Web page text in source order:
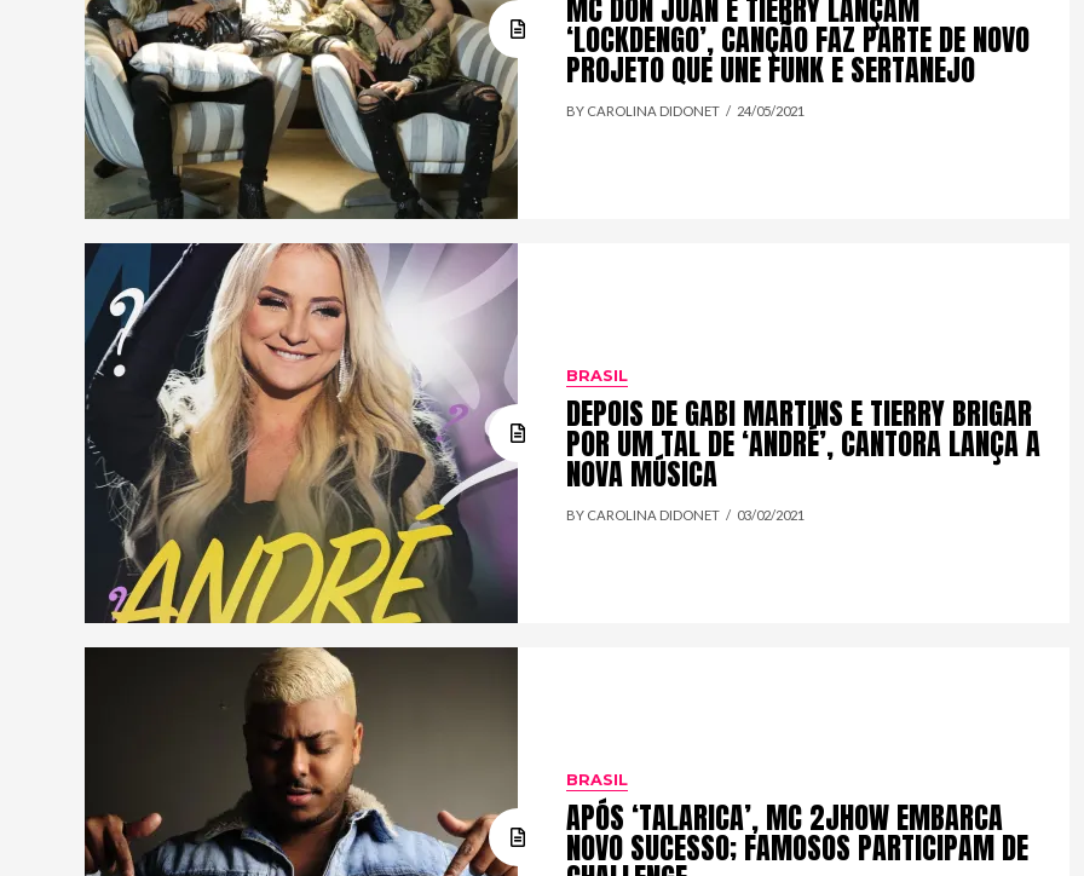
MC DON JUAN E TIERRY LANÇAM
‘LOCKDENGO’, CANÇÃO FAZ PARTE DE NOVO
PROJETO QUE UNE FUNK E SERTANEJO
BY CAROLINA DIDONET 24/05/2021
BRASIL
DEPOIS DE GABI MARTINS E TIERRY BRIGAR
POR UM TAL DE ‘ANDRÉ’, CANTORA LANÇA A
NOVA MÚSICA
BY CAROLINA DIDONET 03/02/2021
BRASIL
APÓS ‘TALARICA’, MC 2JHOW EMBARCA
NOVO SUCESSO; FAMOSOS PARTICIPAM DE